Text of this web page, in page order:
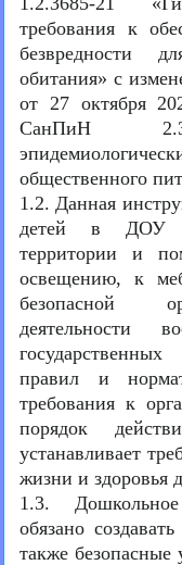
требования к
безвредности
обитания» с
от 27 октября
СанПиН 2.3/
общественного
1.2. Данная
детей в ДОУ
территории и
освещению, к
безопасной
деятельности
государственных
правил и
требования к
порядок
устанавливает
жизни и здоровья
1.3. Дошкольное
обязано
также безопасные